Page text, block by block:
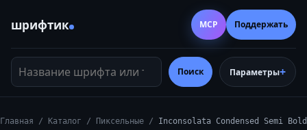
шрифтик
Название шрифта или тег
Поиск Параметры
MCP Поддержать
Главная / Каталог / Пиксельные / Inconsolata Condensed Semi Bold